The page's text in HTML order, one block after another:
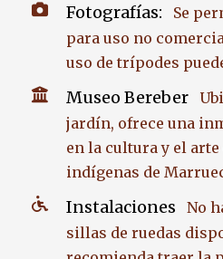
Fotografías:
Se
para uso no
uso de trípodes
Museo Bereber
jardín, ofrece una
en la cultura y el
indígenas de
Instalaciones
No
sillas de ruedas